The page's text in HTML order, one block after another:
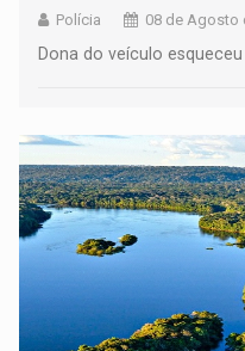
Polícia 08 de Agosto
Dona do veículo